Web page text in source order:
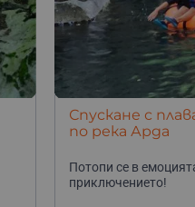
Спускане с
по река Арда
Потопи се в
приключението!